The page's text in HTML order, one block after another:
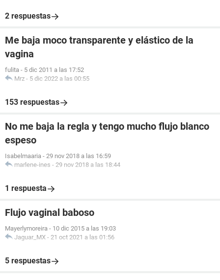
2 respuestas
Me baja moco transparente y elástico de la
vagina
fulita - 5 dic 2011 a las 17:52
Mrz - 5 dic 2022 a las 00:55
153 respuestas
No me baja la regla y tengo mucho flujo blanco
espeso
Isabelmaaria - 29 nov 2018 a las 16:59
marlene-ines - 29 nov 2018 a las 18:44
1 respuesta
Flujo vaginal baboso
Mayerlymoreira - 10 dic 2015 a las 19:03
Jaguar_MX - 21 oct 2021 a las 01:56
5 respuestas